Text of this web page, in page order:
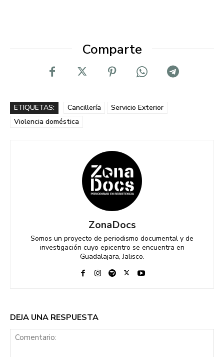
Comparte
ETIQUETAS: Cancillería
Servicio Exterior
Violencia doméstica
ZonaDocs
Somos un proyecto de periodismo documental y de
investigación cuyo epicentro se encuentra en
Guadalajara, Jalisco.
DEJA UNA RESPUESTA